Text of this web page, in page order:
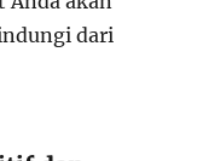
dari